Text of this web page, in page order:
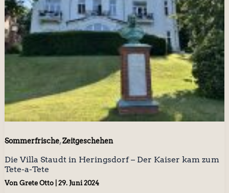
Sommerfrische,Zeitgeschehen
Die Villa Staudt in Heringsdorf – Der Kaiser kam zum
Tete-a-Tete
Von Grete Otto 29. Juni 2024